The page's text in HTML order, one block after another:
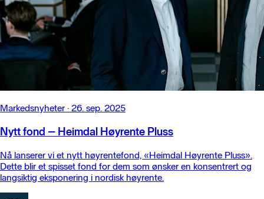
Markedsnyheter · 26. sep. 2025
Nytt fond – Heimdal Høyrente Pluss
Nå lanserer vi et nytt høyrentefond, «Heimdal Høyrente Pluss».
Dette blir et spisset fond for dem som ønsker en konsentrert og
langsiktig eksponering i nordisk høyrente.